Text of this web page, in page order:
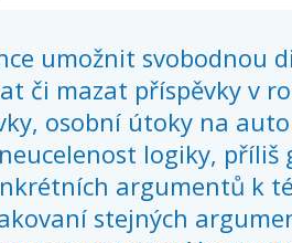
umožnit svobodnou
či mazat příspěvky v
osobní útoky na
logiky, příliš
argumentů k
stejných